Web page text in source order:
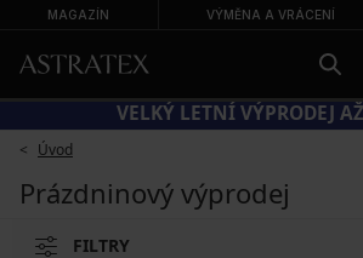
MAGAZÍN VÝMĚNA A VRÁCENÍ
VELKÝ LETNÍ VÝPRODEJ
Úvod
Prázdninový výprodej
FILTRY